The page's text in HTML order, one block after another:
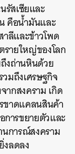
รัสเซียและ
คือน้ำมันและ
าลีและข้าวโพด
รายใหญ่ของโลก
งถ่านหินด้วย
มถึงเศรษฐกิจ
ากสงคราม เกิด
ขาดแคลนสินค้า
ารขยายตัวและ
นการณ์สงคราม
งลดลง